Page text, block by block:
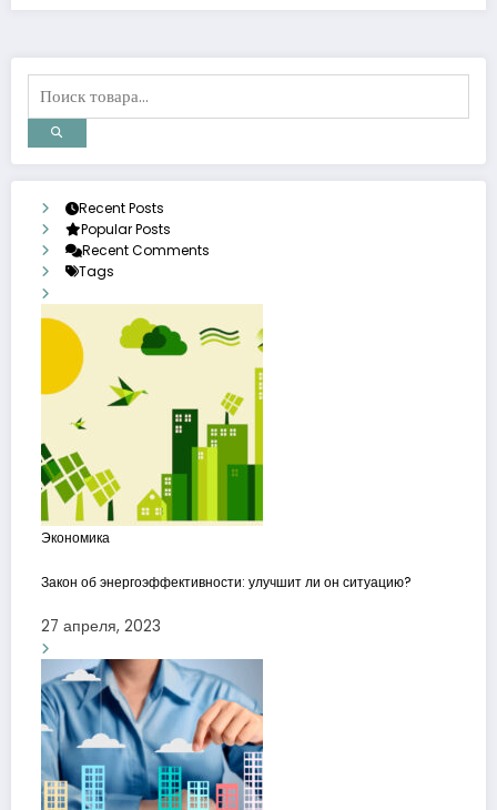
Recent Posts
Popular Posts
Recent Comments
Tags
Экономика
Закон об энергоэффективности: улучшит ли он ситуацию?
27 апреля, 2023